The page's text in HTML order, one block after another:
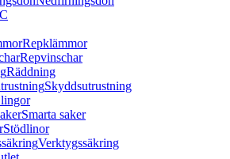
Repklämmor
Repvinschar
Räddning
Skyddsutrustning
Smarta saker
Stödlinor
Verktygssäkring